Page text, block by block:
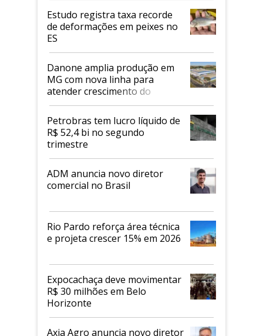
Estudo registra taxa recorde
de deformações em peixes no
ES
Danone amplia produção em
MG com nova linha para
atender crescimento do
mercado de alimentos
proteicos
Petrobras tem lucro líquido de
R$ 52,4 bi no segundo
trimestre
ADM anuncia novo diretor
comercial no Brasil
Rio Pardo reforça área técnica
e projeta crescer 15% em 2026
Expocachaça deve movimentar
R$ 30 milhões em Belo
Horizonte
Axia Agro anuncia novo diretor